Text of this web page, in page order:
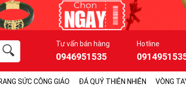
Tư vấn bán hàng
0946951535
Hotline
SỨC CÔNG GIÁO ĐÁ QUÝ THIÊN NHIÊN VÒNG